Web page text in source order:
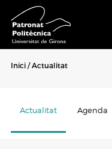
Inici Actualitat
Actualitat Agenda